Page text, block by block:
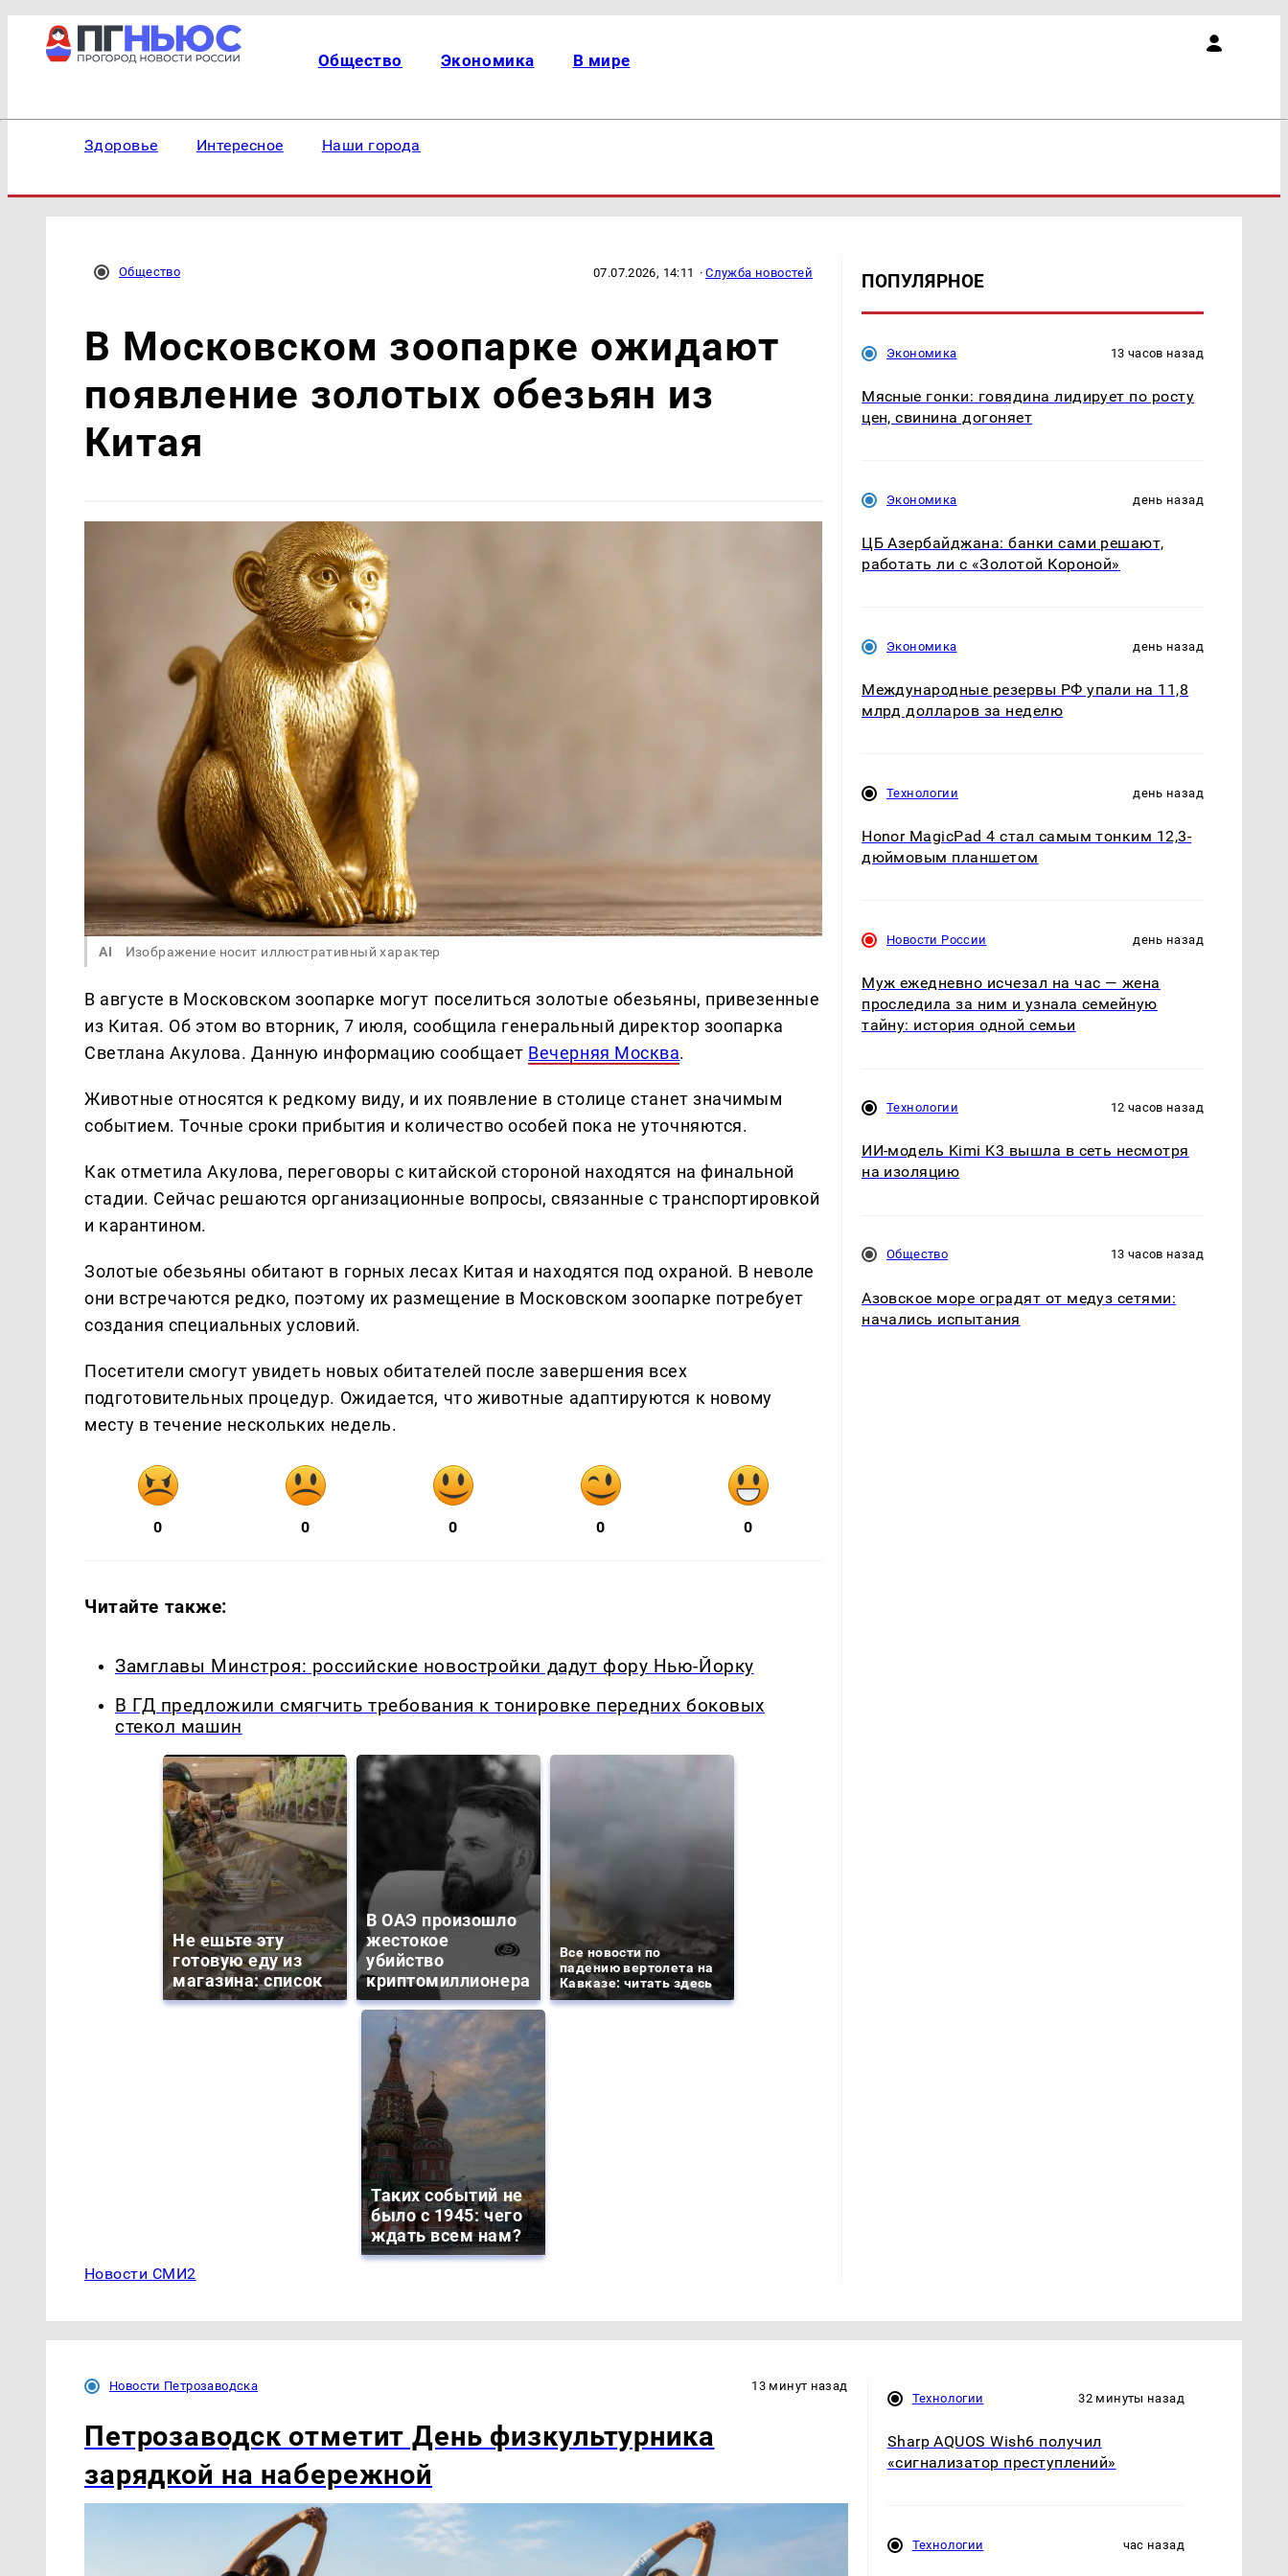
Общество Экономика В мире
Здоровье Интересное Наши города
Общество 07.07.2026, 14:11 ·Служба новостей
В Московском зоопарке ожидают
появление золотых обезьян из
Китая
AI Изображение носит иллюстративный характер
В августе в Московском зоопарке могут поселиться золотые обезьяны, привезенные
из Китая. Об этом во вторник, 7 июля, сообщила генеральный директор зоопарка
Светлана Акулова. Данную информацию сообщает Вечерняя Москва.
Животные относятся к редкому виду, и их появление в столице станет значимым
событием. Точные сроки прибытия и количество особей пока не уточняются.
Как отметила Акулова, переговоры с китайской стороной находятся на финальной
стадии. Сейчас решаются организационные вопросы, связанные с транспортировкой
и карантином.
Золотые обезьяны обитают в горных лесах Китая и находятся под охраной. В неволе
они встречаются редко, поэтому их размещение в Московском зоопарке потребует
создания специальных условий.
Посетители смогут увидеть новых обитателей после завершения всех
подготовительных процедур. Ожидается, что животные адаптируются к новому
месту в течение нескольких недель.
0 0 0 0 0
Читайте также:
Замглавы Минстроя: российские новостройки дадут фору Нью-Йорку
В ГД предложили смягчить требования к тонировке передних боковых
стекол машин
Не ешьте эту
готовую еду из
магазина: список
В ОАЭ произошло
жестокое
убийство
криптомиллионера
Все новости по
падению вертолета на
Кавказе: читать здесь
Таких событий не
было с 1945: чего
ждать всем нам?
Новости СМИ2
ПОПУЛЯРНОЕ
Экономика 13 часов назад
Мясные гонки: говядина лидирует по росту
цен, свинина догоняет
Экономика день назад
ЦБ Азербайджана: банки сами решают,
работать ли с «Золотой Короной»
Экономика день назад
Международные резервы РФ упали на 11,8
млрд долларов за неделю
Технологии день назад
Honor MagicPad 4 стал самым тонким 12,3-
дюймовым планшетом
Новости России день назад
Муж ежедневно исчезал на час — жена
проследила за ним и узнала семейную
тайну: история одной семьи
Технологии 12 часов назад
ИИ-модель Kimi K3 вышла в сеть несмотря
на изоляцию
Общество 13 часов назад
Азовское море оградят от медуз сетями:
начались испытания
Новости Петрозаводска 13 минут назад
Петрозаводск отметит День физкультурника
зарядкой на набережной
Технологии 32 минуты назад
Sharp AQUOS Wish6 получил
«сигнализатор преступлений»
Технологии час назад